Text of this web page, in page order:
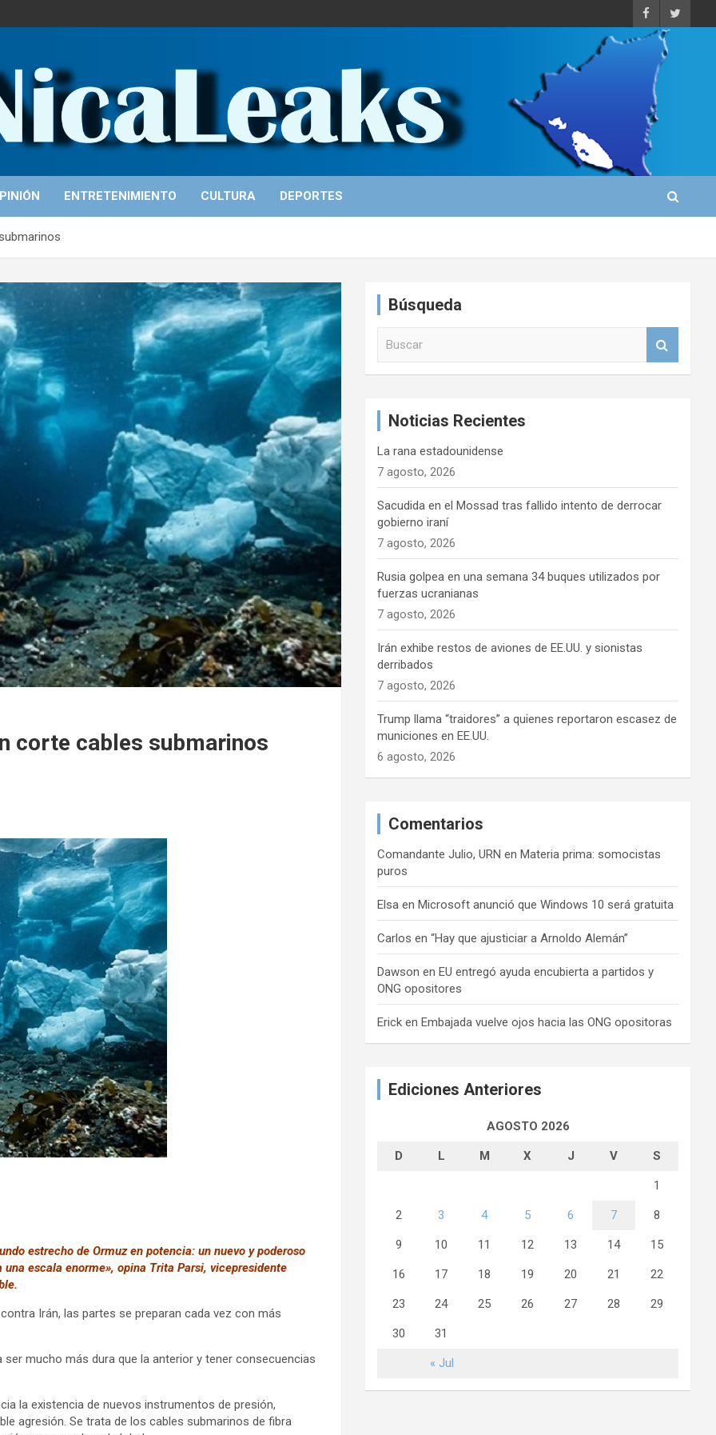
ENTRETENIMIENTO CULTURA DEPORTES
corte cables submarinos
estrecho de Ormuz en potencia: un nuevo y poderoso
escala enorme», opina Trita Parsi, vicepresidente
Irán, las partes se preparan cada vez con más
mucho más dura que la anterior y tener consecuencias
la existencia de nuevos instrumentos de presión,
agresión. Se trata de los cables submarinos de fibra
Búsqueda
Noticias Recientes
La rana estadounidense
7 agosto, 2026
Sacudida en el Mossad tras fallido intento de derrocar
gobierno iraní
7 agosto, 2026
Rusia golpea en una semana 34 buques utilizados por
fuerzas ucranianas
7 agosto, 2026
Irán exhibe restos de aviones de EE.UU. y sionistas
derribados
7 agosto, 2026
Trump llama “traidores” a quienes reportaron escasez de
municiones en EE.UU.
6 agosto, 2026
Comentarios
Comandante Julio, URN en Materia prima: somocistas
puros
Elsa en Microsoft anunció que Windows 10 será gratuita
Carlosen“Hay que ajusticiar a Arnoldo Alemán”
Dawson en EU entregó ayuda encubierta a partidos y
ONG opositores
Erick en Embajada vuelve ojos hacia las ONG opositoras
Ediciones Anteriores
AGOSTO 2026
D L M X J V S
« Jul
1
2 3 4 5 6 7 8
9 10 11 12 13 14 15
16 17 18 19 20 21 22
23 24 25 26 27 28 29
30 31